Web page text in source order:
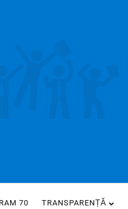
70 TRANSPARENȚĂ